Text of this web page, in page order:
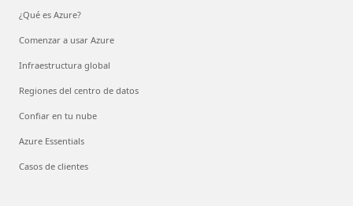
¿Qué es Azure?
Comenzar a usar Azure
Infraestructura global
Regiones del centro de datos
Confiar en tu nube
Azure Essentials
Casos de clientes